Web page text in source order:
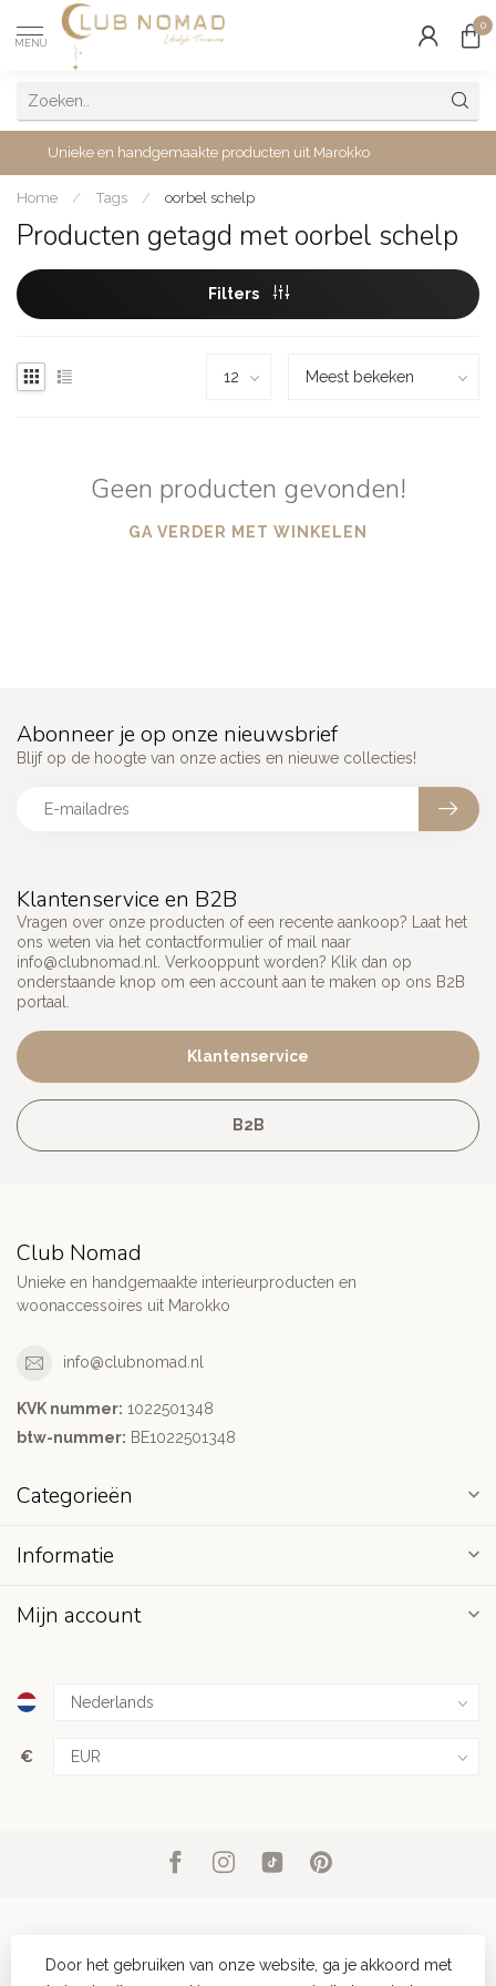
MENU
0
Unieke en handgemaakte producten uit Marokko
Home / Tags / oorbel schelp
Producten getagd met oorbel schelp
Filters
Geen producten gevonden!
GA VERDER MET WINKELEN
Klantenservice en B2B
Vragen over onze producten of een recente aankoop? Laat het
ons weten via het contactformulier of mail naar
info@clubnomad.nl
. Verkooppunt worden? Klik dan op
onderstaande knop om een account aan te maken op ons B2B
portaal.
Klantenservice
B2B
Abonneer je op onze nieuwsbrief
Blijf op de hoogte van onze acties en nieuwe collecties!
Club Nomad
Unieke en handgemaakte interieurproducten en
woonaccessoires uit Marokko
info@clubnomad.nl
KVK nummer: 1022501348
btw-nummer: BE1022501348
Categorieën
Informatie
Mijn account
€
Door het gebruiken van onze website, ga je akkoord met